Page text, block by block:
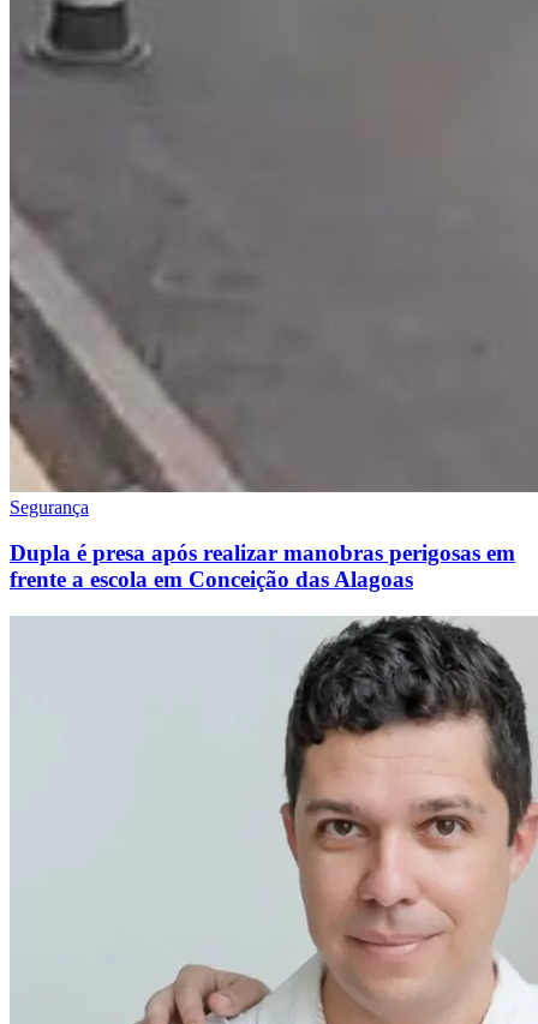
Segurança
Dupla é presa após realizar manobras perigosas em
frente a escola em Conceição das Alagoas